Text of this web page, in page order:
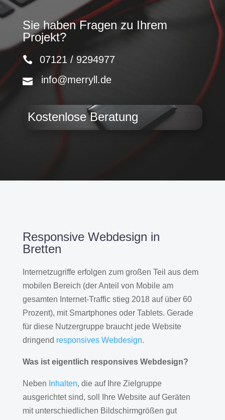
Sie haben Fragen zu Ihrem
Projekt?
07121 / 9294977
info@merryll.de
Kostenlose Beratung
Responsive Webdesign in
Bretten
Internetzugriffe erfolgen zum großen Teil aus dem
mobilen Bereich (der Anteil von Mobile am
gesamten Internet-Traffic stieg 2018 auf über 60
Prozent), mit Smartphones oder Tablets. Gerade
für diese Nutzergruppe braucht jede Website
dringend responsives Webdesign.
Was ist eigentlich responsives Webdesign?
Neben Inhalten, die auf Ihre Zielgruppe
ausgerichtet sind, soll Ihre Website auf Geräten
mit unterschiedlichen Bildschirmgrößen gut